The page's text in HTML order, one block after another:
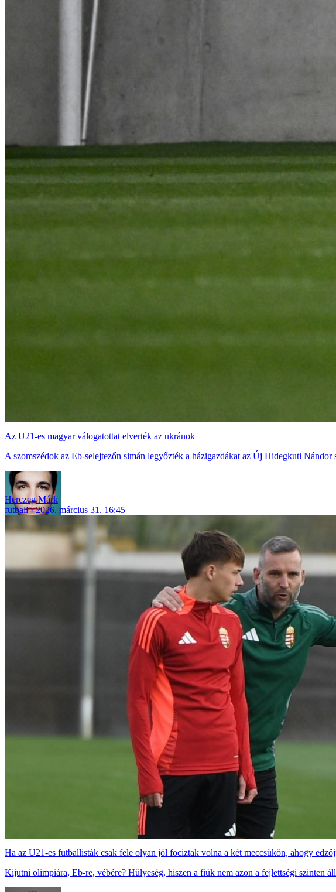
Az U21-es magyar válogatottat elverték az ukránok
A szomszédok az Eb-selejtezőn simán legyőzték a házigazdákat az Új Hidegkuti Nándor
Herczeg Márk
futball
2026. március 31. 16:45
Ha az U21-es futballisták csak fele olyan jól fociztak volna a két meccsükön, ahogy
Kijutni olimpiára, Eb-re, vébére? Hülyeség, hiszen a fiúk nem azon a fejlettségi szinten